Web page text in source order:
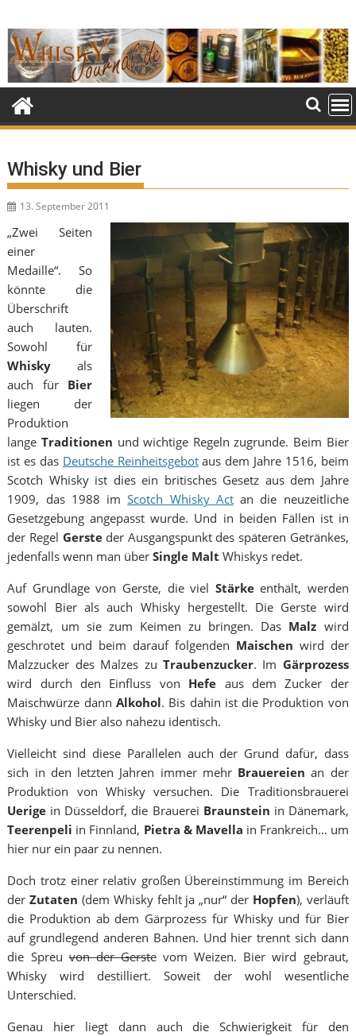
to
content
Whisky und Bier
13. September 2011
„Zwei Seiten
einer
Medaille“. So
könnte die
Überschrift
auch lauten.
Sowohl für
Whisky als
auch für Bier
liegen der
Produktion
langeTraditionen und wichtige Regeln zugrunde. Beim Bier
ist es das Deutsche Reinheitsgebotaus dem Jahre 1516, beim
Scotch Whisky ist dies ein britisches Gesetz aus dem Jahre
1909, das 1988 imScotch Whisky Actan die neuzeitliche
Gesetzgebung angepasst wurde. Und in beiden Fällen ist in
der Regel Gersteder Ausgangspunkt des späteren Getränkes,
jedenfalls wenn man überSingle Malt Whiskys redet.
Auf Grundlage von Gerste, die viel Stärkeenthält, werden
sowohl Bier als auch Whisky hergestellt. Die Gerste wird
gemälzt, um sie zum Keimen zu bringen. Das Malz wird
geschrotet und beim darauf folgenden Maischen wird der
Malzzucker des Malzes zu Traubenzucker. Im Gärprozess
wird durch den Einfluss von Hefe aus dem Zucker der
Maischwürze dann Alkohol. Bis dahin ist die Produktion von
Whisky und Bier also nahezu identisch.
Vielleicht sind diese Parallelen auch der Grund dafür, dass
sich in den letzten Jahren immer mehr Brauereien an der
Produktion von Whisky versuchen. Die Traditionsbrauerei
Uerige in Düsseldorf, die Brauerei Braunstein in Dänemark,
Teerenpeli in Finnland, Pietra & Mavella in Frankreich… um
hier nur ein paar zu nennen.
Doch trotz einer relativ großen Übereinstimmung im Bereich
derZutaten (dem Whisky fehlt ja „nur“ der Hopfen), verläuft
die Produktion ab dem Gärprozess für Whisky und für Bier
auf grundlegend anderen Bahnen. Und hier trennt sich dann
die Spreuvon der Gerstevom Weizen. Bier wird gebraut,
Whisky wird destilliert. Soweit der wohl wesentliche
Unterschied.
Genau hier liegt dann auch die Schwierigkeit für den